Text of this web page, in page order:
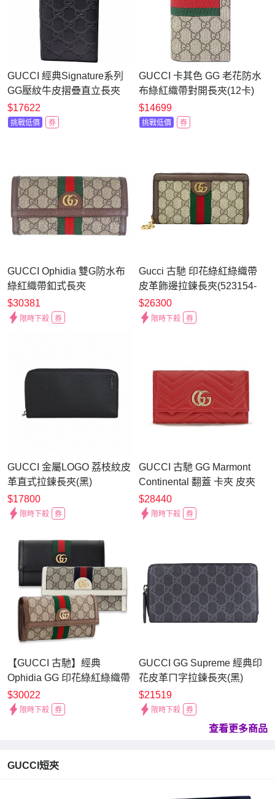
GUCCI 經典Signature系列
GG壓紋牛皮摺疊直立長夾
(深咖啡色)
$17622
挑戰低價 券
GUCCI 卡其色 GG 老花防水
布綠紅織帶對開長夾(12卡)
$14699
挑戰低價 券
GUCCI Ophidia 雙G防水布
綠紅織帶釦式長夾
$30381
限時下殺 券
Gucci 古馳 印花綠紅綠織帶
皮革飾邊拉鍊長夾(523154-
棕)
$26300
限時下殺 券
GUCCI 金屬LOGO 荔枝紋皮
革直式拉鍊長夾(黑)
$17800
限時下殺 券
GUCCI 古馳 GG Marmont
Continental 翻蓋 卡夾 皮夾
長夾 紅色 443436
$28440
限時下殺 券
【GUCCI 古馳】經典
Ophidia GG 印花綠紅綠織帶
皮革飾邊對開長夾(顏色任
選)
$30022
限時下殺 券
GUCCI GG Supreme 經典印
花皮革ㄇ字拉鍊長夾(黑)
$21519
限時下殺 券
查看更多商品
GUCCI短夾